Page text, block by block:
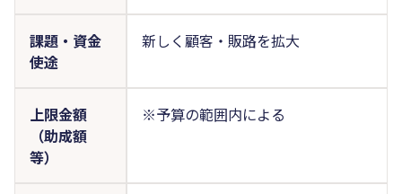
課題・資金
使途
新しく顧客・販路を拡大
上限金額
（助成額
等）
※予算の範囲内による